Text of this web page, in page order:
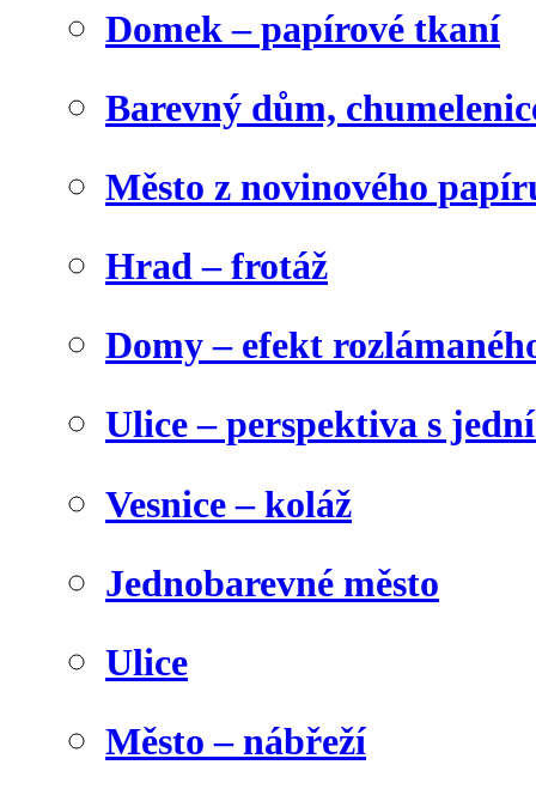
Domek – papírové tkaní
Barevný dům,
Město z novinového
Hrad – frotáž
Domy – efekt
Ulice – perspektiva s
Vesnice – koláž
Jednobarevné město
Ulice
Město – nábřeží